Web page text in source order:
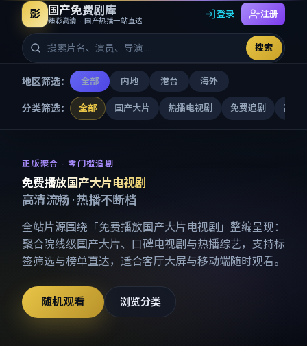
影 国产免费剧库
臻彩高清 · 国产热播一站直达
搜索
登录 注册
地区筛选： 全部 内地 港台 海外
分类筛选： 全部 国产大片 热播电视剧 免费追剧 高清
正版聚合 · 零门槛追剧
免费播放国产大片电视剧
高清流畅 · 热播不断档
全站片源围绕「免费播放国产大片电视剧 」整编呈现：
聚合院线级国产大片、口碑电视剧与热播综艺，支持标
签筛选与榜单直达，适合客厅大屏与移动端随时观看。
随机观看 浏览分类